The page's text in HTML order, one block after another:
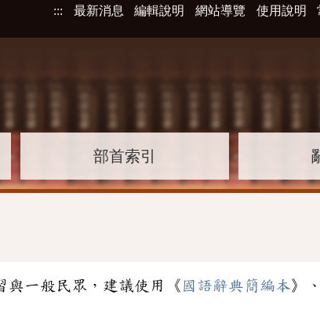
::: 最新消息 編輯說明 網站導覽 使用說明
部首索引
與一般民眾，建議使用《 國語辭典簡編本》